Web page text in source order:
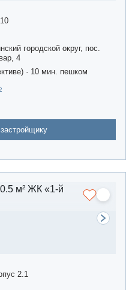
городской округ, пос.
4
· 10 мин. пешком
2.1